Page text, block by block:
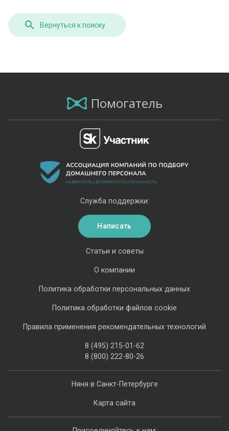
Вернуться к поиску
Помогатель
Няня в Санкт-Петербурге
Карта сайта
Статьи и советы
О компании
Политика обработки персональных данных
Политика обработки файлов cookie
Правила применения рекомендательных технологий
8 (495) 215-01-62
8 (800) 222-80-26
Служба поддержки:
Написать